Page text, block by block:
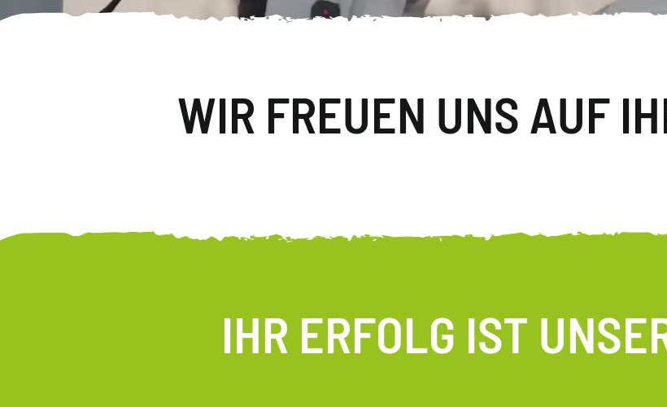
WIR FREUEN UNS AUF
IHR ERFOLG IST